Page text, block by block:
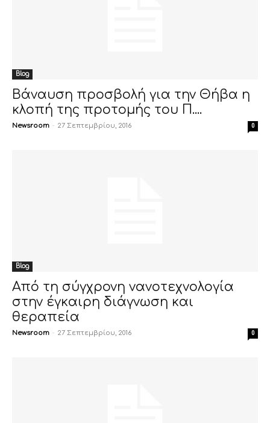
Blog
Βάναυση προσβολή για την Θήβα η
κλοπή της προτομής του Π....
Newsroom - 27 Σεπτεμβρίου, 2016 0
Blog
Από τη σύγχρονη νανοτεχνολογία
στην έγκαιρη διάγνωση και
θεραπεία
Newsroom - 27 Σεπτεμβρίου, 2016 0